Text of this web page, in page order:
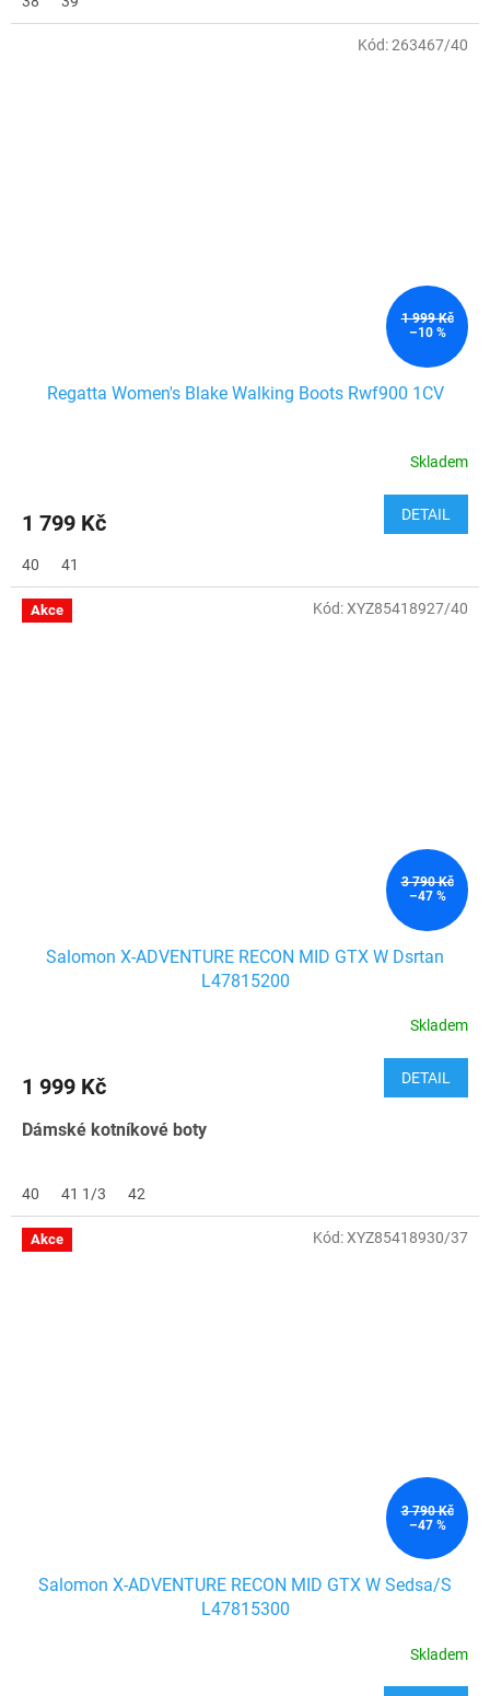
1 999 Kč
–10 %
Regatta Women's Blake Walking Boots Rwf900 1CV
Skladem
1 799 Kč DETAIL
40 41
Kód:263467/40
Akce
3 790 Kč
–47 %
Salomon X-ADVENTURE RECON MID GTX W Dsrtan
L47815200
Skladem
1 999 Kč DETAIL
Dámské kotníkové boty
40 41 1/3 42
Kód:XYZ85418927/40
Akce
3 790 Kč
–47 %
Salomon X-ADVENTURE RECON MID GTX W Sedsa/S
L47815300
Skladem
Kód:XYZ85418930/37